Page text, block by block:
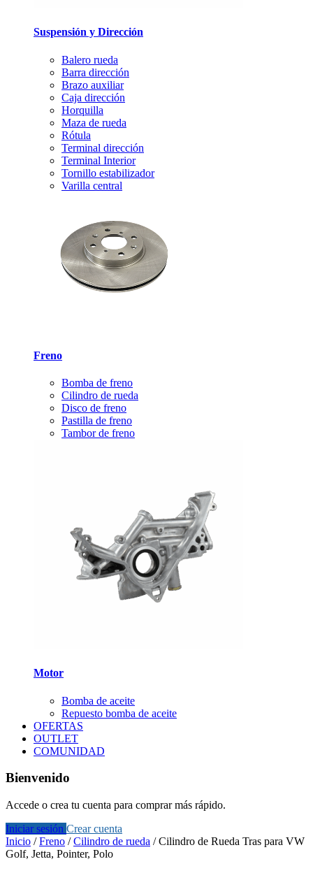
Suspensión y Dirección
Balero rueda
Barra dirección
Brazo auxiliar
Caja dirección
Horquilla
Maza de rueda
Rótula
Terminal dirección
Terminal Interior
Tornillo estabilizador
Varilla central
Freno
Bomba de freno
Cilindro de rueda
Disco de freno
Pastilla de freno
Tambor de freno
Motor
Bomba de aceite
Repuesto bomba de aceite
OFERTAS
OUTLET
COMUNIDAD
Bienvenido
Accede o crea tu cuenta para comprar más rápido.
Iniciar sesión Crear cuenta
Inicio /Freno /Cilindro de rueda /Cilindro de Rueda Tras para VW
Golf, Jetta, Pointer, Polo